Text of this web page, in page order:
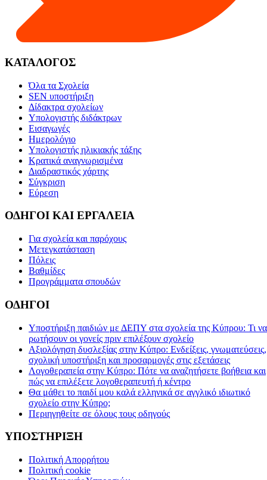
ΚΑΤΑΛΟΓΟΣ
Όλα τα Σχολεία
SEN υποστήριξη
Δίδακτρα σχολείων
Υπολογιστής διδάκτρων
Εισαγωγές
Ημερολόγιο
Υπολογιστής ηλικιακής τάξης
Κρατικά αναγνωρισμένα
Διαδραστικός χάρτης
Σύγκριση
Εύρεση
ΟΔΗΓΟΙ ΚΑΙ ΕΡΓΑΛΕΙΑ
Για σχολεία και παρόχους
Μετεγκατάσταση
Πόλεις
Βαθμίδες
Προγράμματα σπουδών
ΟΔΗΓΟΙ
Υποστήριξη παιδιών με ΔΕΠΥ στα σχολεία της Κύπρου: Τι να
ρωτήσουν οι γονείς πριν επιλέξουν σχολείο
Αξιολόγηση δυσλεξίας στην Κύπρο: Ενδείξεις, γνωματεύσεις,
σχολική υποστήριξη και προσαρμογές στις εξετάσεις
Λογοθεραπεία στην Κύπρο: Πότε να αναζητήσετε βοήθεια και
πώς να επιλέξετε λογοθεραπευτή ή κέντρο
Θα μάθει το παιδί μου καλά ελληνικά σε αγγλικό ιδιωτικό
σχολείο στην Κύπρο;
Περιηγηθείτε σε όλους τους οδηγούς
ΥΠΟΣΤΗΡΙΞΗ
Πολιτική Απορρήτου
Πολιτική cookie